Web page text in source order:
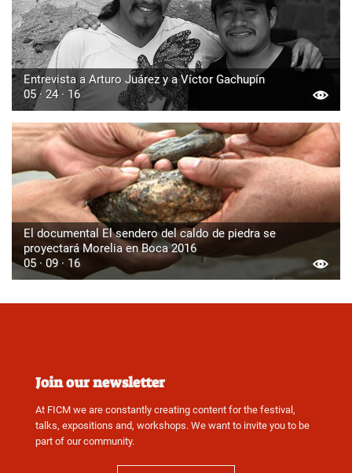
Entrevista a Arturo Juárez y a Víctor Gachupín
05 · 24 · 16
El documental El sendero del caldo de piedra se
proyectará Morelia en Boca 2016
05 · 09 · 16
Join our newsletter
At FICM we are constantly creating content for the festival,
talks, expositions and, workshops. We want to invite you to be
part of our community.